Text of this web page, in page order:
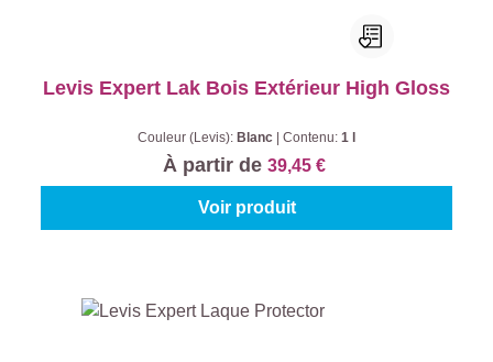
Levis Expert Lak Bois Extérieur High Gloss
Couleur (Levis): Blanc Contenu: 1 l
À partir de 39,45 €
Voir produit